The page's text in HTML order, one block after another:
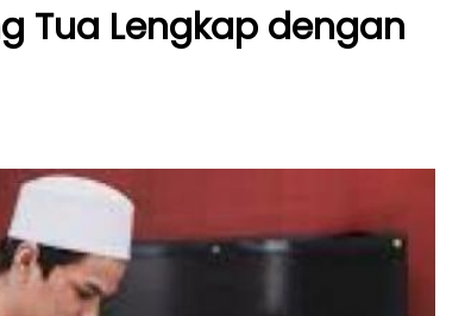
Tua Lengkap dengan